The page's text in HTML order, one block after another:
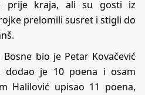
prije kraja, ali su gosti iz
prelomili susret i stigli do
bio je Petar Kovačević
dodao je 10 poena i osam
Halilović upisao 11 poena,